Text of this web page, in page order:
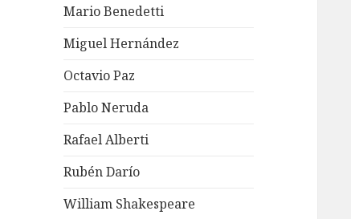
Mario Benedetti
Miguel Hernández
Octavio Paz
Pablo Neruda
Rafael Alberti
Rubén Darío
William Shakespeare